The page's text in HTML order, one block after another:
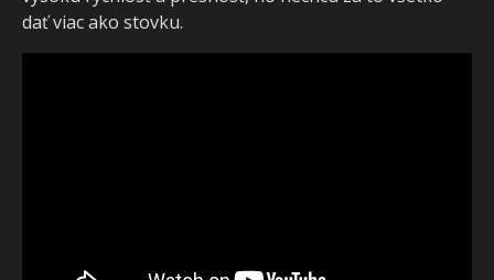
dať viac ako stovku.